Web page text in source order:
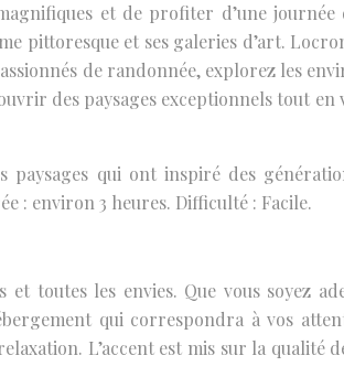
et de profiter d’une
pittoresque et ses galeries d’art.
de randonnée, explorez les
des paysages exceptionnels tout en
qui ont inspiré des
: environ 3 heures. Difficulté : Facile.
toutes les envies. Que vous soyez
qui correspondra à vos
L’accent est mis sur la qualité